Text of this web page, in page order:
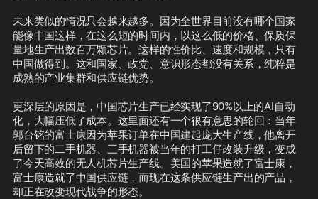
未来类似的情况只会越来越多。因为全世界目前没有哪个国家
能像中国这样，在这么短的时间内，以这么低的价格、保质保
量地生产出数百万颗芯片。这样的性价比、速度和规模，只有
中国做得到。这和国家、政党、意识形态都没有关系，纯粹是
成熟的产业集群和供应链优势。
更深层的原因是，中国芯片生产已经实现了90%以上的AI自动
化，大幅压低了成本。这里面还有一个很有意思的轮回：当年
郭台铭的富士康因为苹果订单在中国建起庞大生产线，他离开
后留下的二手机器、三手机器被当年的打工仔改装升级，变成
了今天高效的无人机芯片生产线。美国的苹果造就了富士康，
富士康造就了中国供应链，而现在这条供应链生产出的产品，
却正在改变现代战争的形态。